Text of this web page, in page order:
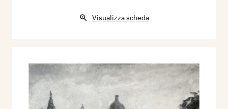
Visualizza scheda